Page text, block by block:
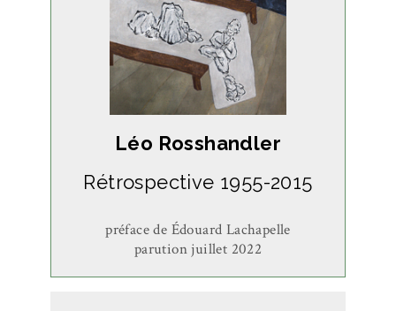
Léo Rosshandler
Rétrospective 1955-2015
préface de Édouard Lachapelle
parution juillet 2022